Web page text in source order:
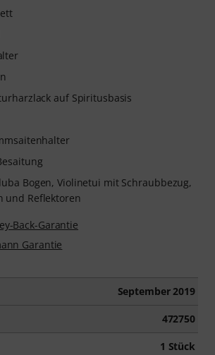
auf Spiritusbasis
Bogen, Violinetui mit Schraubbezug,
und Reflektoren
Back-Garantie
Garantie
September 2019
472750
1 Stück